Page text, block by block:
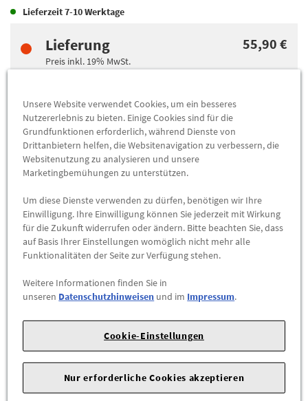
Lieferzeit7-10 Werktage
Lieferung
Preis inkl. 19% MwSt.
55,90 €
Abholung
Preis inkl.19%MwSt.
Abholbar andiesen Standorten
ZUM WARENKORB HINZUFÜGEN
Ingolstadt |
Textilfußmatten Premium sind passgenau an die Bodenmaße
des Fahrzeugs angepasst und auf das Interieur abgestimmt.
Die Fußmatten bestehen aus strapazierfähigem und dichtem
Velours. Das farbige Einfassband bildet einen passenden
Unsere Website verwendet Cookies, um ein besseres
Nutzererlebnis zu bieten. Einige Cookies sind für die
Grundfunktionen erforderlich, während Dienste von
Drittanbietern helfen, die Websitenavigation zu verbessern, die
Websitenutzung zu analysieren und unsere
Marketingbemühungen zu unterstützen.
Um diese Dienste verwenden zu dürfen, benötigen wir Ihre
Einwilligung. Ihre Einwilligung können Sie jederzeit mit Wirkung
für die Zukunft widerrufen oder ändern. Bitte beachten Sie, dass
auf Basis Ihrer Einstellungen womöglich nicht mehr alle
Funktionalitäten der Seite zur Verfügung stehen.
Weitere Informationen finden Sie in
unseren Datenschutzhinweisen und im Impressum.
Cookie-Einstellungen
Nur erforderliche Cookies akzeptieren